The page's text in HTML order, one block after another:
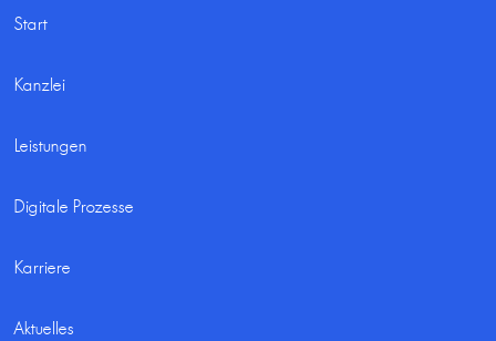
Start
Kanzlei
Leistungen
Digitale Prozesse
Karriere
Aktuelles